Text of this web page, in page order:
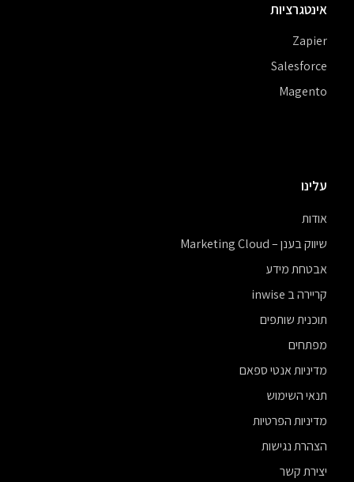
אינטגרציות
Zapier
Salesforce
Magento
עלינו
אודות
שיווק בענן – Marketing Cloud
אבטחת מידע
קריירה ב inwise
תוכנית שותפים
מפתחים
מדיניות אנטי ספאם
תנאי השימוש
מדיניות הפרטיות
הצהרת נגישות
יצירת קשר